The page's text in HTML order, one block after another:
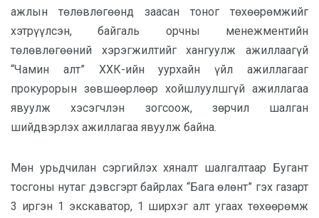
ажлын төлөвлөгөөнд заасан тоног төхөөрөмжийг
хэтрүүлсэн, байгаль орчны менежментийн
төлөвлөгөөний хэрэгжилтийг хангуулж ажиллаагүй
“Чамин алт” ХХК-ийн уурхайн үйл ажиллагааг
прокурорын зөвшөөрлөөр хойшлуулшгүй ажиллагаа
явуулж хэсэгчлэн зогсоож, зөрчил шалган
шийдвэрлэх ажиллагаа явуулж байна.
Мөн урьдчилан сэргийлэх хяналт шалгалтаар Бугант
тосгоны нутаг дэвсгэрт байрлах “Бага өлөнт” гэх газарт
3 иргэн 1 экскаватор, 1 ширхэг алт угаах төхөөрөмж